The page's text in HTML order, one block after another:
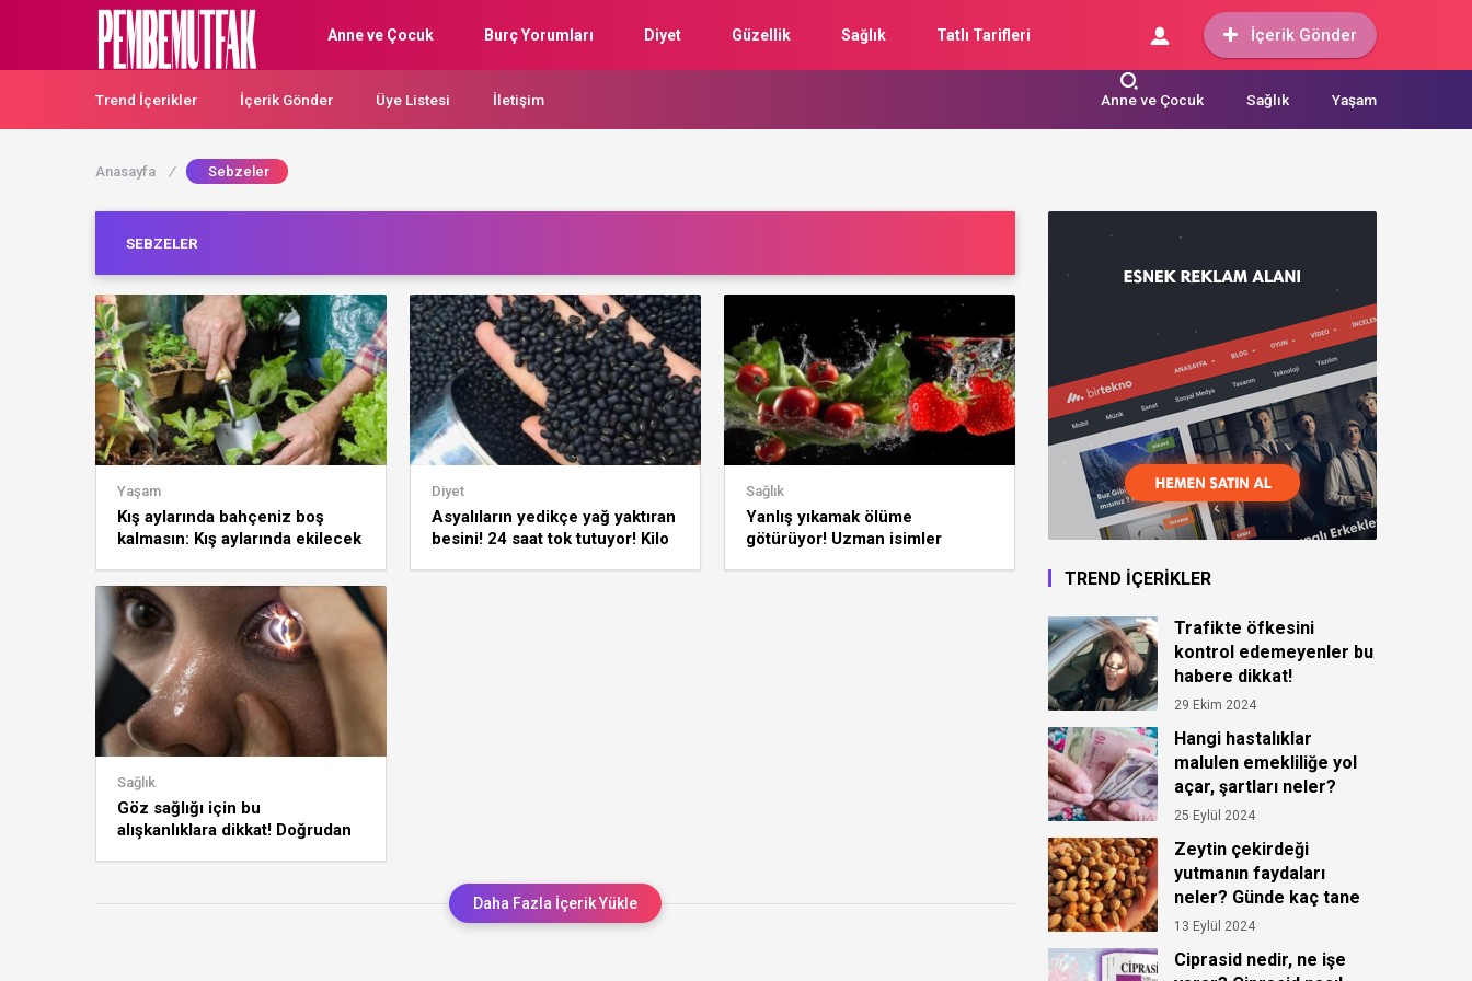
Anne ve Çocuk Burç Yorumları Diyet Güzellik Sağlık Tatlı Tarifleri İçerik Gönder
Trend İçerikler İçerik Gönder Üye Listesi İletişim Anne ve Çocuk Sağlık Yaşam
Anasayfa / Sebzeler
SEBZELER
Yaşam
Kış aylarında bahçeniz boş
kalmasın: Kış aylarında ekilecek
Diyet
Asyalıların yedikçe yağ yaktıran
besini! 24 saat tok tutuyor! Kilo
Sağlık
Yanlış yıkamak ölüme
götürüyor! Uzman isimler
Sağlık
Göz sağlığı için bu
alışkanlıklara dikkat! Doğrudan
Daha Fazla İçerik Yükle
TREND İÇERİKLER
Trafikte öfkesini
kontrol edemeyenler bu
habere dikkat!
29 Ekim 2024
Hangi hastalıklar
malulen emekliliğe yol
açar, şartları neler?
Malulen emekli maaşı
25 Eylül 2024
Zeytin çekirdeği
yutmanın faydaları
neler? Günde kaç tane
zeytin çekirdeği
13 Eylül 2024
Ciprasid nedir, ne işe